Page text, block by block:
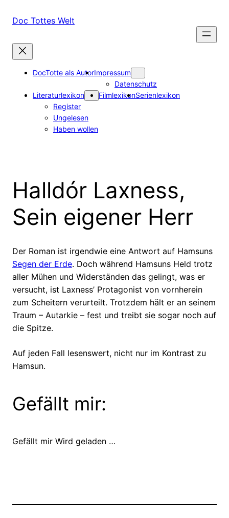
InhaltDoc Tottes Welt
DocTotte als AutorImpressum
Datenschutz
Literaturlexikon
Register
Ungelesen
Haben wollen
FilmlexikonSerienlexikon
Halldór Laxness,
Sein eigener Herr
Der Roman ist irgendwie eine Antwort auf Hamsuns
Segen der Erde. Doch während Hamsuns Held trotz
aller Mühen und Widerständen das gelingt, was er
versucht, ist Laxness’ Protagonist von vornherein
zum Scheitern verurteilt. Trotzdem hält er an seinem
Traum – Autarkie – fest und treibt sie sogar noch auf
die Spitze.
Auf jeden Fall lesenswert, nicht nur im Kontrast zu
Hamsun.
Gefällt mir:
Gefällt mir Wird geladen …